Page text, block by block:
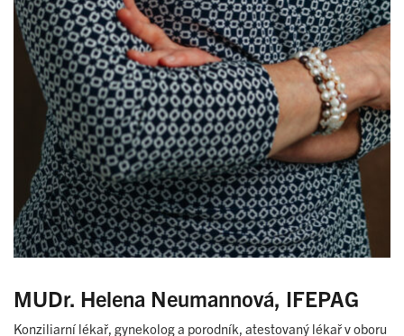
MUDr. Helena Neumannová, IFEPAG
Konziliarní lékař, gynekolog a porodník, atestovaný lékař v oboru